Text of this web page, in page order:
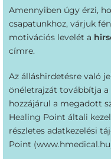
Amennyiben úgy érzi,
csapatunkhoz, várjuk
motivációs levelét a
címre.
Az álláshirdetésre való
önéletrajzát továbbítja
hozzájárul a megadott
Healing Point általi
részletes adatkezelési
Point (www.hmedical.hu